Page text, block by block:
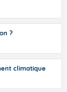
?
climatique